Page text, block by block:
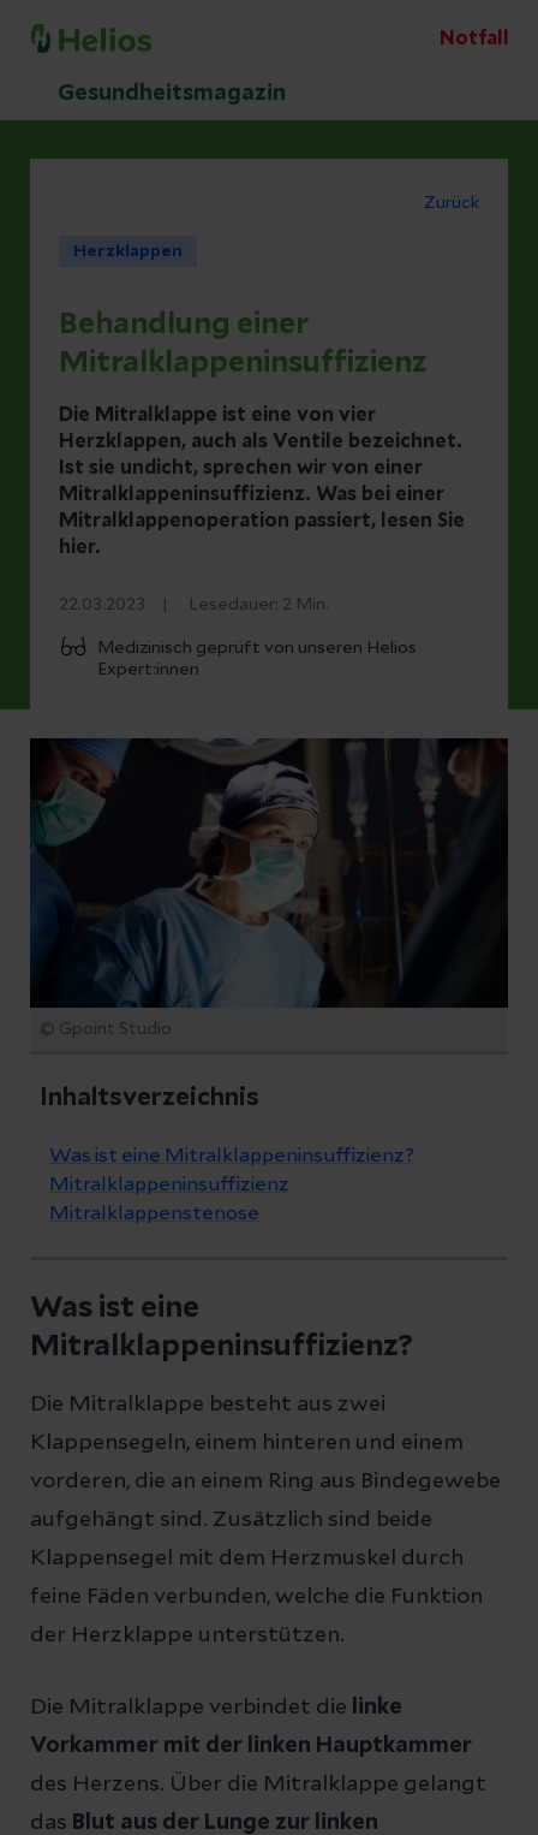
Notfall
Gesundheitsmagazin
Zurück
Herzklappen
Behandlung einer
Mitralklappeninsuffizienz
Die Mitralklappe ist eine von vier
Herzklappen, auch als Ventile bezeichnet.
Ist sie undicht, sprechen wir von einer
Mitralklappeninsuffizienz. Was bei einer
Mitralklappenoperation passiert, lesen Sie
hier.
22.03.2023 Lesedauer: 2 Min.
Medizinisch geprüft von unseren Helios
Expert:innen
© Gpoint Studio
Inhaltsverzeichnis
Was ist eine Mitralklappeninsuffizienz?
Mitralklappeninsuffizienz
Mitralklappenstenose
Was ist eine
Mitralklappeninsuffizienz?
Die Mitralklappe besteht aus zwei
Klappensegeln, einem hinteren und einem
vorderen, die an einem Ring aus Bindegewebe
aufgehängt sind. Zusätzlich sind beide
Klappensegel mit dem Herzmuskel durch
feine Fäden verbunden, welche die Funktion
der Herzklappe unterstützen.
Die Mitralklappe verbindet die linke
Vorkammer mit der linken Hauptkammer
des Herzens. Über die Mitralklappe gelangt
das Blut aus der Lunge zur linken